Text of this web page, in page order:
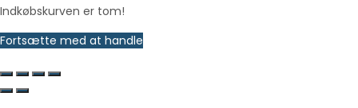
Indkøbskurven er tom!
Fortsætte med at handle